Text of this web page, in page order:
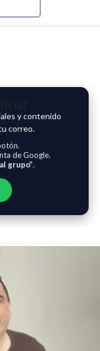
y contenido
correo.
de Google.
grupo”.